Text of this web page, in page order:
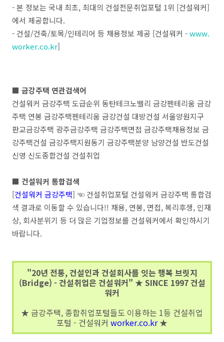
- 본 정보는 국내 최초, 최대의 건설전문취업포털 1위 [건설워커]
에서 제공합니다.
- 건설/건축/토목/인테리어 등 채용정보 제공 [건설워커 -www.
worker.co.kr]
■ 금강주택 연관검색어
건설워커 금강주택 도급순위 동탄테크노밸리 금강펜테리움 금강
주택 연봉 금강주택펜테리움 금강건설 대방건설 서울양원지구
판교금강주택 광주금강주택 금강주택면접 금강주택채용정보 금
강주택건설 금강주택지원동기 금강주택분양 남양건설 반도건설
신영 신도종합건설 건설취업
■ 건설워커 통합검색
[건설워커 금강주택] ☜ 건설취업포털 건설워커 금강주택 통합검
색 결과로 이동할 수 있습니다!! 채용, 연봉, 면접, 복리후생, 인재
상, 회사분위기 등 더 많은 기업정보를 건설워커에서 확인하시기
바랍니다.
"20년 전통, 건설인과 건설회사를 잇는 행복 브릿지
(Bridge) - 건설취업은 건설워커" ★ SINCE 1997 건설
워커
★ 금강주택, 종합취업포털들도 이용하는 1등 건설취업
포털 - 건설워커 worker.co.kr★